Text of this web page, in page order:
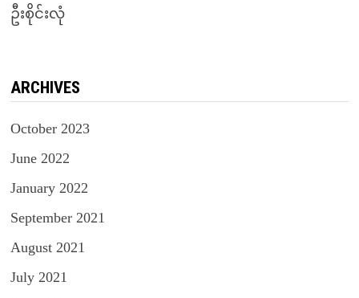
ဦးစိုင်းလုံ
ARCHIVES
October 2023
June 2022
January 2022
September 2021
August 2021
July 2021